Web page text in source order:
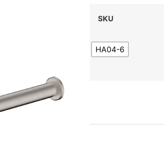
SKU
HA04-6